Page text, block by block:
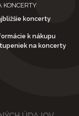
KONCERTY
koncerty
k nákupu
na koncerty